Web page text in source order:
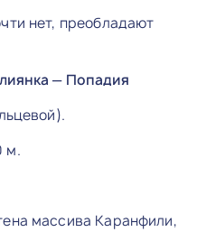
нет, преобладают
— Попадия
м.
массива Каранфили,